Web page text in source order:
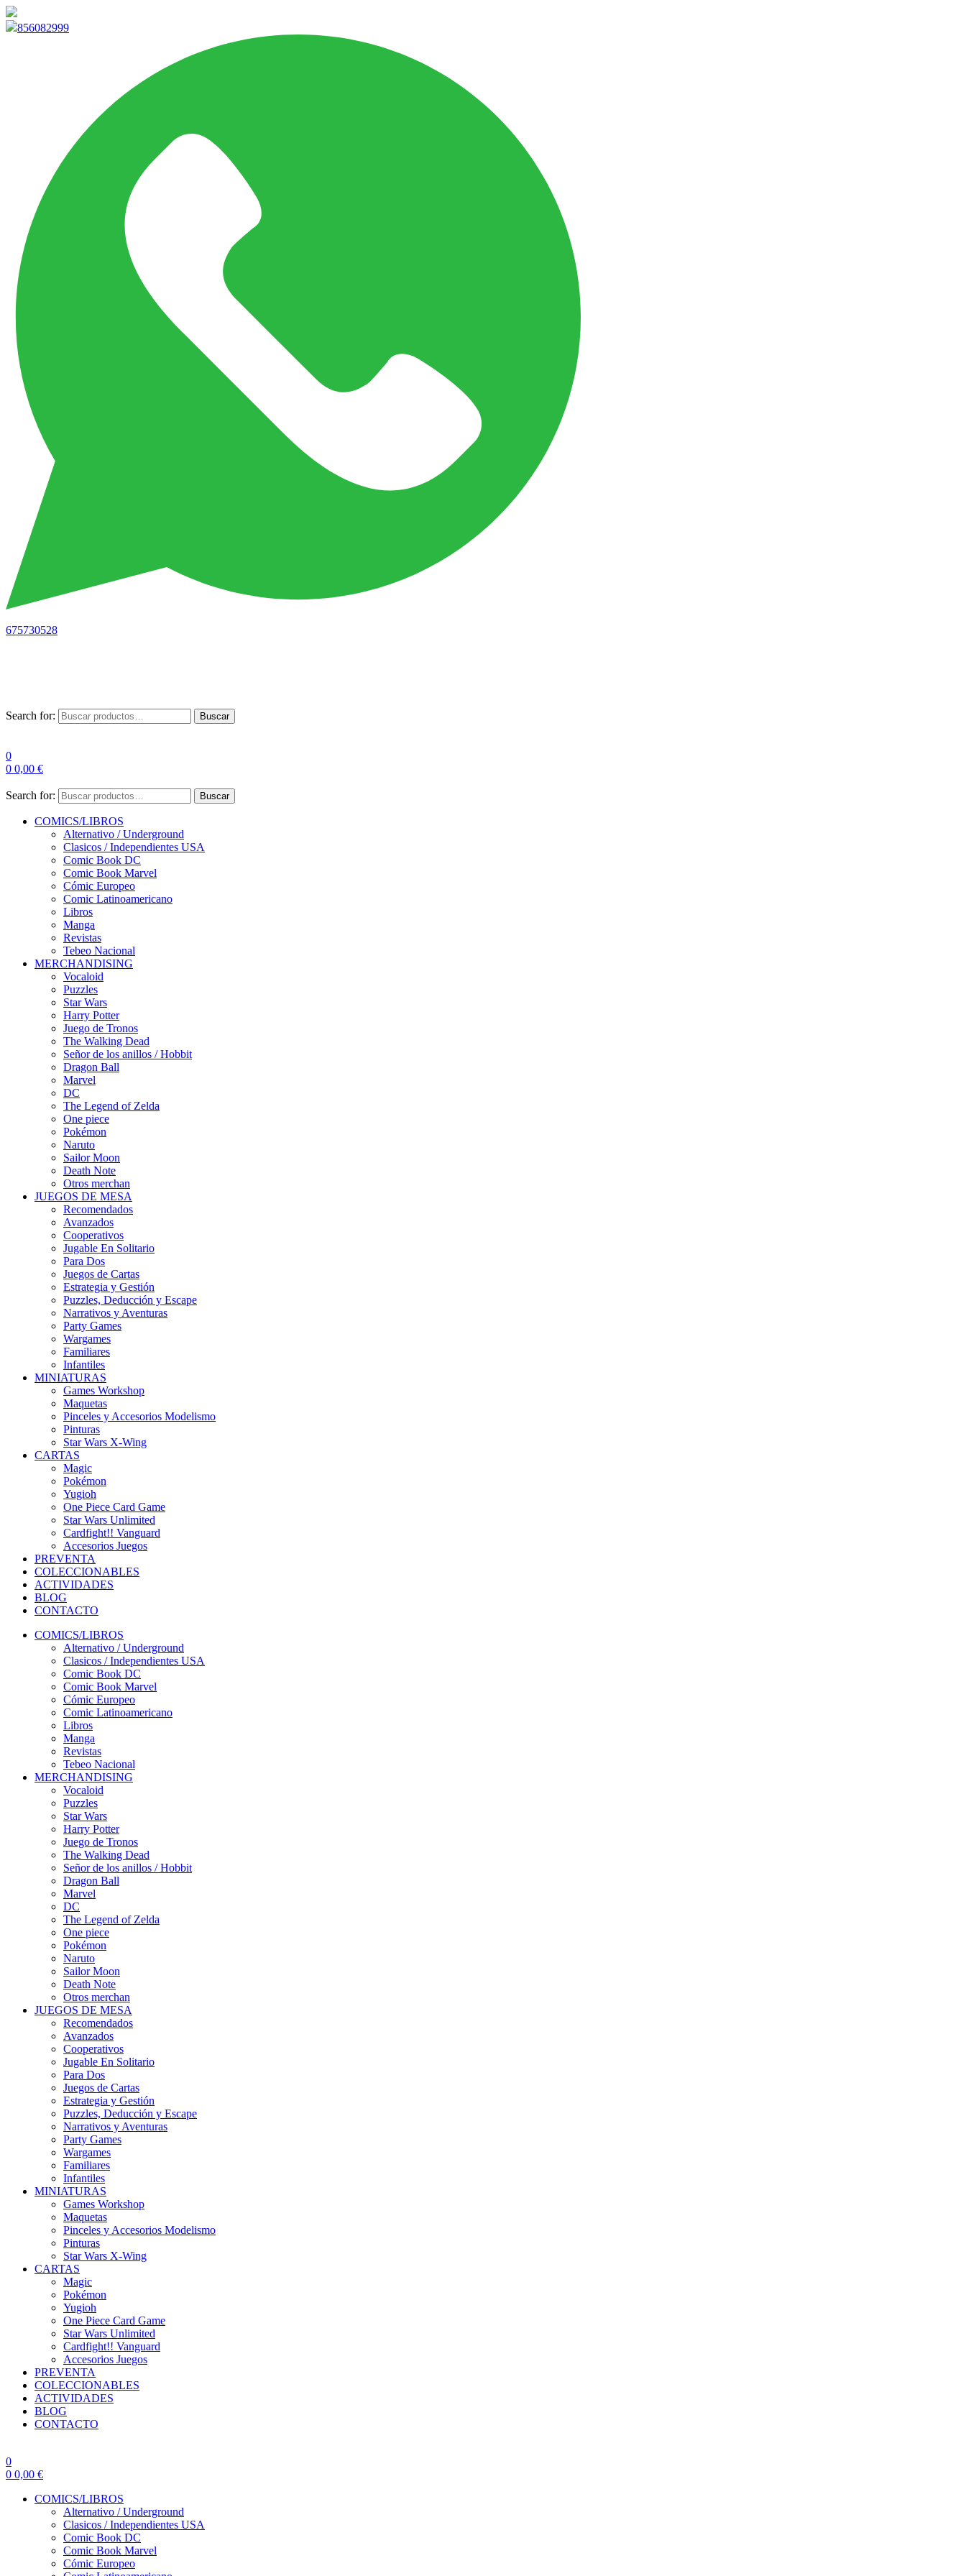
856082999
675730528
Search for: Buscar
0
0 0,00 €
Search for: Buscar
COMICS/LIBROS
Alternativo / Underground
Clasicos / Independientes USA
Comic Book DC
Comic Book Marvel
Cómic Europeo
Comic Latinoamericano
Libros
Manga
Revistas
Tebeo Nacional
MERCHANDISING
Vocaloid
Puzzles
Star Wars
Harry Potter
Juego de Tronos
The Walking Dead
Señor de los anillos / Hobbit
Dragon Ball
Marvel
DC
The Legend of Zelda
One piece
Pokémon
Naruto
Sailor Moon
Death Note
Otros merchan
JUEGOS DE MESA
Recomendados
Avanzados
Cooperativos
Jugable En Solitario
Para Dos
Juegos de Cartas
Estrategia y Gestión
Puzzles, Deducción y Escape
Narrativos y Aventuras
Party Games
Wargames
Familiares
Infantiles
MINIATURAS
Games Workshop
Maquetas
Pinceles y Accesorios Modelismo
Pinturas
Star Wars X-Wing
CARTAS
Magic
Pokémon
Yugioh
One Piece Card Game
Star Wars Unlimited
Cardfight!! Vanguard
Accesorios Juegos
PREVENTA
COLECCIONABLES
ACTIVIDADES
BLOG
CONTACTO
COMICS/LIBROS
Alternativo / Underground
Clasicos / Independientes USA
Comic Book DC
Comic Book Marvel
Cómic Europeo
Comic Latinoamericano
Libros
Manga
Revistas
Tebeo Nacional
MERCHANDISING
Vocaloid
Puzzles
Star Wars
Harry Potter
Juego de Tronos
The Walking Dead
Señor de los anillos / Hobbit
Dragon Ball
Marvel
DC
The Legend of Zelda
One piece
Pokémon
Naruto
Sailor Moon
Death Note
Otros merchan
JUEGOS DE MESA
Recomendados
Avanzados
Cooperativos
Jugable En Solitario
Para Dos
Juegos de Cartas
Estrategia y Gestión
Puzzles, Deducción y Escape
Narrativos y Aventuras
Party Games
Wargames
Familiares
Infantiles
MINIATURAS
Games Workshop
Maquetas
Pinceles y Accesorios Modelismo
Pinturas
Star Wars X-Wing
CARTAS
Magic
Pokémon
Yugioh
One Piece Card Game
Star Wars Unlimited
Cardfight!! Vanguard
Accesorios Juegos
PREVENTA
COLECCIONABLES
ACTIVIDADES
BLOG
CONTACTO
0
0 0,00 €
COMICS/LIBROS
Alternativo / Underground
Clasicos / Independientes USA
Comic Book DC
Comic Book Marvel
Cómic Europeo